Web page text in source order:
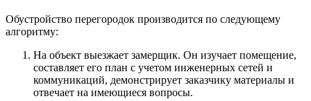
Обустройство перегородок производится по следующему
алгоритму:
На объект выезжает замерщик. Он изучает помещение,
составляет его план с учетом инженерных сетей и
коммуникаций, демонстрирует заказчику материалы и
отвечает на имеющиеся вопросы.